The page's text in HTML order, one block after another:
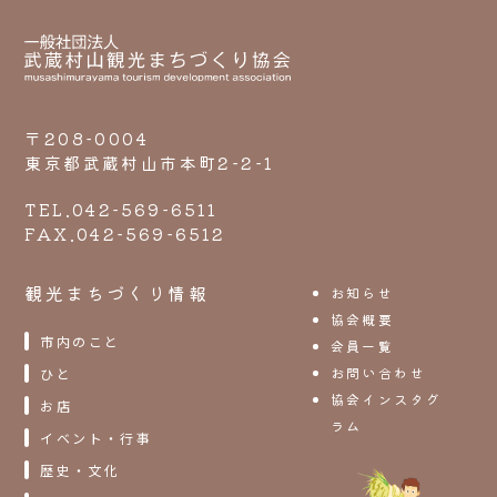
〒208-0004
東京都武蔵村山市本町2-2-1
TEL.042-569-6511
FAX.042-569-6512
観光まちづくり情報
市内のこと
ひと
お店
イベント・行事
歴史・文化
お知らせ
協会概要
会員一覧
お問い合わせ
協会インスタグ
ラム